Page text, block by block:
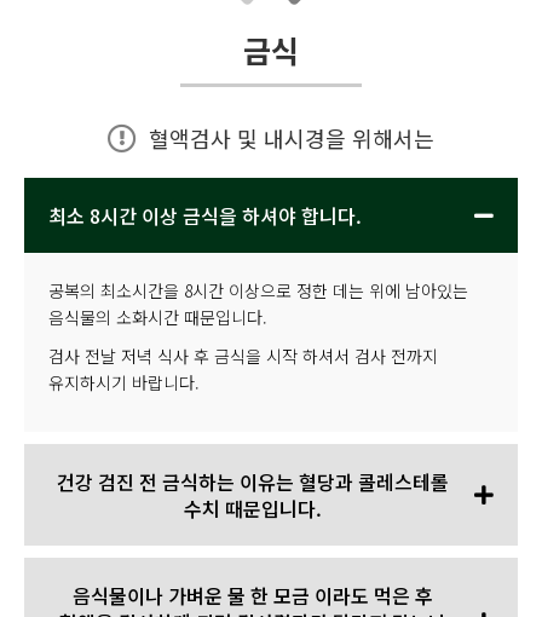
금식
혈액검사 및 내시경을 위해서는
최소 8시간 이상 금식을 하셔야 합니다.
공복의 최소시간을 8시간 이상으로 정한 데는 위에 남아있는
음식물의 소화시간 때문입니다.
검사 전날 저녁 식사 후 금식을 시작 하셔서 검사 전까지
유지하시기 바랍니다.
건강 검진 전 금식하는 이유는 혈당과 콜레스테롤
수치 때문입니다.
음식물이나 가벼운 물 한 모금 이라도 먹은 후